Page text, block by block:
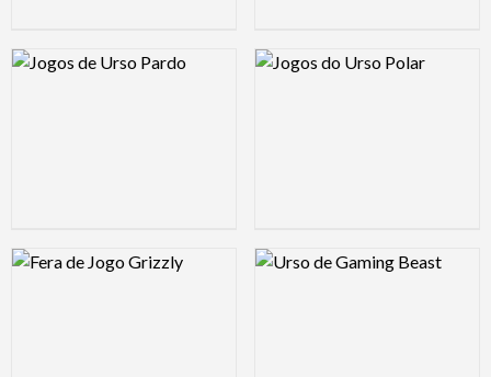
Logo Preview Image Logo Preview Image
Logo Preview Image Logo Preview Image